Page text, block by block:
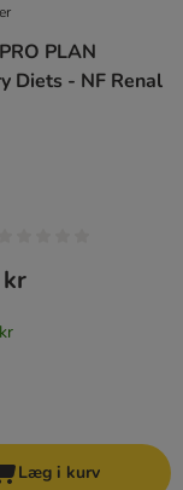
PLAN
Diets - NF Renal
Læg i kurv